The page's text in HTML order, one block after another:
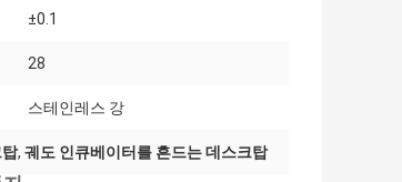
±0.1
28
스테인레스 강
, 궤도 인큐베이터를 흔드는 데스크탑